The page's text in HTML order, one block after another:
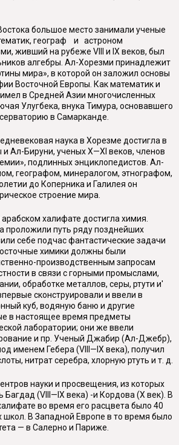
большое место занимали ученые
географ и астроном
живший на рубеже VIII и IX веков, был
алгебры. Ал-Хорезми принадлежит
мира», в которой он заложил основы
Восточной Европы. Как математик и
в Средней Азии многочисленных
Улугбека, внука Тимура, основавшего
в Самарканде.
наука в Хорезме достигла в
Ал-Бируни, ученых X—XI веков, членов
подлинных энциклопедистов. Ал-
географом, минералогом, этнографом,
до Коперника и Галилея он
строение мира.
халифате достигла химия.
проложили путь ряду позднейших
себе подчас фантастические задачи
химики должны были
производственным запросам
в связи с горными промыслами,
обработке металлов, серы, ртути и'
сконструировали и ввели в
куб, водяную баню и другие
в настоящее время предметы
лаборатории; они же ввели
и пр. Ученый Джабир (Ал-Джебр),
именем Гебера (VIII—IX века), получил
нитрат серебра, хлорную ртуть и т. д.
науки и просвещения, из которых
Багдад (VIII—IX века) -и Кордова (X век). В
во время его расцвета было 40
школ. В Западной Европе в то время было
— в Салерно и Париже.